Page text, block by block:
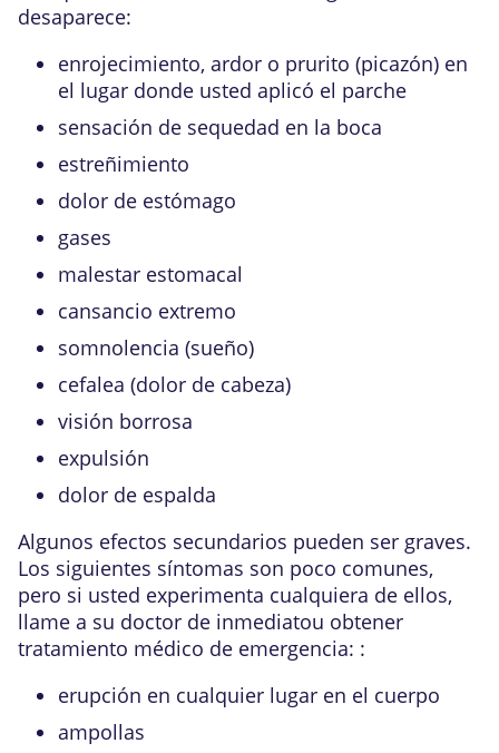
desaparece:
enrojecimiento, ardor o prurito (picazón) en
el lugar donde usted aplicó el parche
sensación de sequedad en la boca
estreñimiento
dolor de estómago
gases
malestar estomacal
cansancio extremo
somnolencia (sueño)
cefalea (dolor de cabeza)
visión borrosa
expulsión
dolor de espalda
Algunos efectos secundarios pueden ser graves.
Los siguientes síntomas son poco comunes,
pero si usted experimenta cualquiera de ellos,
llame a su doctor de inmediatou obtener
tratamiento médico de emergencia: :
erupción en cualquier lugar en el cuerpo
ampollas